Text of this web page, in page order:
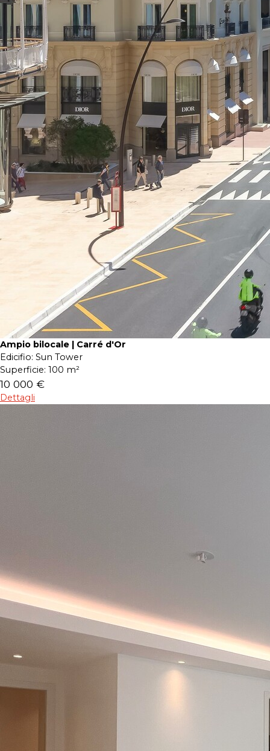
Ampio bilocale | Carré d'Or
Edicifio: Sun Tower
Superficie: 100 m²
10 000 €
Dettagli